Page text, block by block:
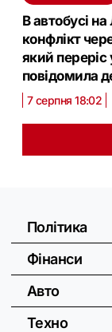
В автобусі
конфлікт
який переріс
повідомила
7 серпня 18:02
Політика
Фінанси
Авто
Техно